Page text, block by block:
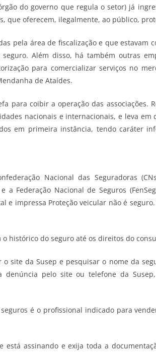
do governo que regula o setor) já
que oferecem, ilegalmente, ao público,
pela área de fiscalização e que estavam
Além disso, há também outras
para comercializar serviços no
de Ataídes.
para coibir a operação das associações.
nacionais e internacionais, e leva em
em primeira instância, tendo caráter
Nacional das Seguradoras
a Federação Nacional de Seguros
impressa Proteção veicular não é
histórico do seguro até os direitos do
site da Susep e pesquisar o nome da
pelo site ou telefone da
é o profissional indicado para
está assinando e exija toda a